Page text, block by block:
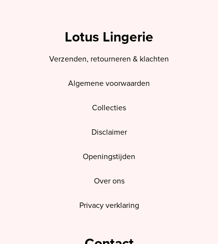
Lotus Lingerie
Verzenden, retourneren & klachten
Algemene voorwaarden
Collecties
Disclaimer
Openingstijden
Over ons
Privacy verklaring